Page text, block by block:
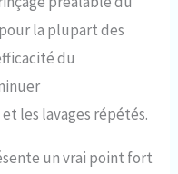
la plupart des
du
les lavages répétés.
un vrai point fort